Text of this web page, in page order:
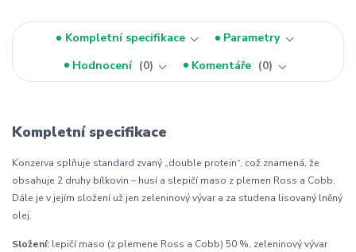
Kompletní specifikace
Parametry
Hodnocení
0 Komentáře 0
Kompletní specifikace
Konzerva splňuje standard zvaný „double protein“, což znamená, že
obsahuje 2 druhy bílkovin – husí a slepičí maso z plemen Ross a Cobb.
Dále je v jejím složení už jen zeleninový vývar a za studena lisovaný lněný
olej.
Složení: lepičí maso (z plemene Ross a Cobb) 50 %, zeleninový vývar